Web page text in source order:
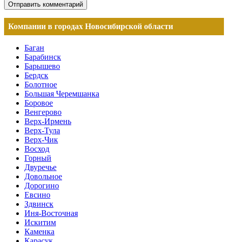
Компании в городах Новосибирской области
Баган
Барабинск
Барышево
Бердск
Болотное
Большая Черемшанка
Боровое
Венгерово
Верх-Ирмень
Верх-Тула
Верх-Чик
Восход
Горный
Двуречье
Довольное
Дорогино
Евсино
Здвинск
Иня-Восточная
Искитим
Каменка